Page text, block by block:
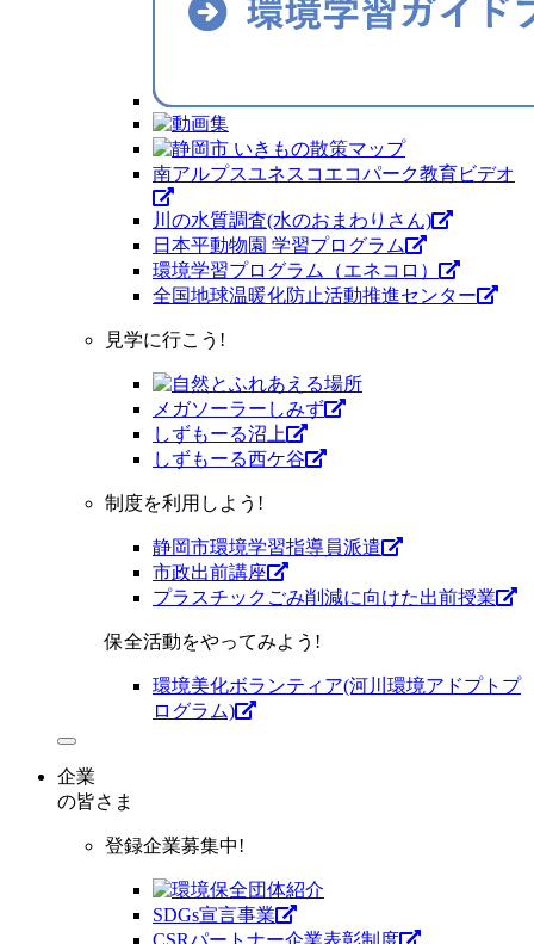
南アルプスユネスコエコパーク教育ビデオ
川の水質調査(水のおまわりさん)
日本平動物園 学習プログラム
環境学習プログラム（エネコロ）
全国地球温暖化防止活動推進センター
見学に行こう!
メガソーラーしみず
しずもーる沼上
しずもーる⻄ケ谷
制度を利用しよう!
静岡市環境学習指導員派遣
市政出前講座
プラスチックごみ削減に向けた出前授業
保全活動をやってみよう!
環境美化ボランティア(河川環境アドプトプ
ログラム)
企業
の皆さま
登録企業募集中!
SDGs宣言事業
CSRパートナー企業表彰制度